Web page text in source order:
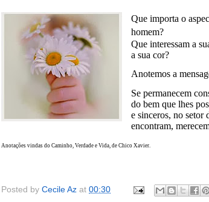
Que importa o
homem?
Que interessam a
a sua cor?
Anotemos a
Se permanecem
do bem que lhes
e sinceros, no setor
encontram,
Anotações vindas do Caminho, Verdade e Vida, de Chico Xavier.
Posted by Cecile Az at 00:30